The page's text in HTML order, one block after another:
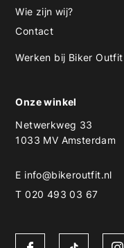
Wie zijn wij?
Contact
Werken bij Biker Outfit
Onze winkel
Netwerkweg 33
1033 MV Amsterdam
E info@bikeroutfit.nl
T 020 493 03 67